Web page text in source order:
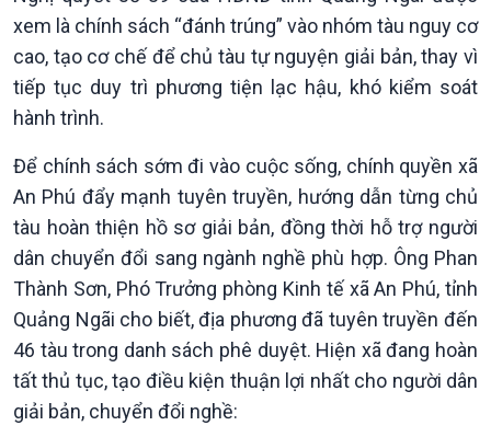
Xã hội
Tin Đời sống & Xã hội
Khoa học & Công nghệ
xem là chính sách “đánh trúng” vào nhóm tàu nguy cơ
cao, tạo cơ chế để chủ tàu tự nguyện giải bản, thay vì
tiếp tục duy trì phương tiện lạc hậu, khó kiểm soát
hành trình.
Để chính sách sớm đi vào cuộc sống, chính quyền xã
An Phú đẩy mạnh tuyên truyền, hướng dẫn từng chủ
tàu hoàn thiện hồ sơ giải bản, đồng thời hỗ trợ người
dân chuyển đổi sang ngành nghề phù hợp. Ông Phan
Thành Sơn, Phó Trưởng phòng Kinh tế xã An Phú, tỉnh
Quảng Ngãi cho biết, địa phương đã tuyên truyền đến
46 tàu trong danh sách phê duyệt. Hiện xã đang hoàn
tất thủ tục, tạo điều kiện thuận lợi nhất cho người dân
giải bản, chuyển đổi nghề: